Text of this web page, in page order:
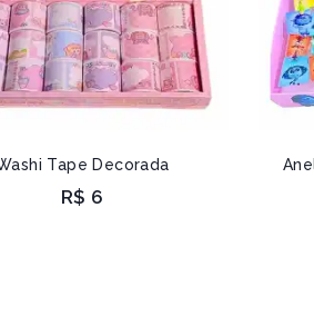
Tape Decorada
R$ 6